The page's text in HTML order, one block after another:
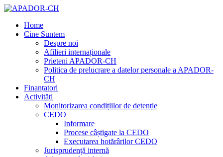
Home
Cine Suntem
Despre noi
Afilieri internaționale
Prieteni APADOR-CH
Politica de prelucrare a datelor personale a APADOR-
CH
Finanțatori
Activități
Monitorizarea condițiilor de detenție
CEDO
Informare
Procese câștigate la CEDO
Executarea hotărârilor CEDO
Jurisprudență internă